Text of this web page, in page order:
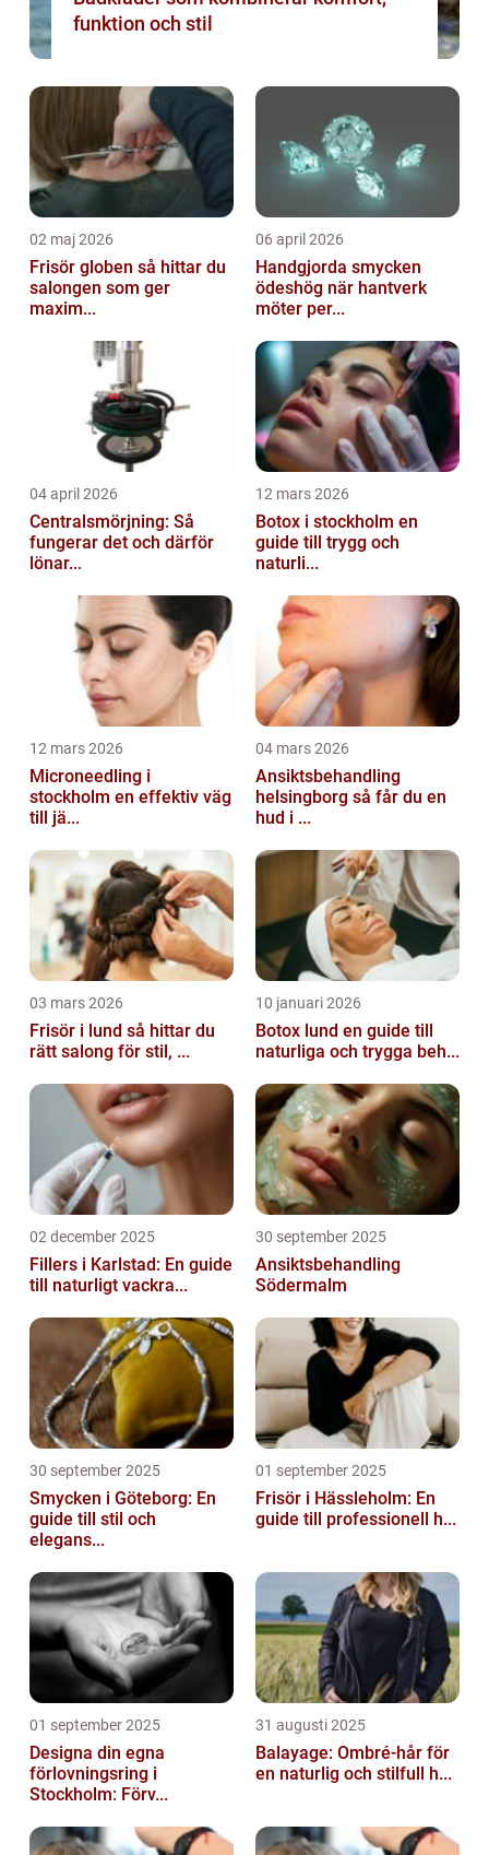
funktion och stil
02 maj 2026
Frisör globen så hittar du
salongen som ger
maxim...
06 april 2026
Handgjorda smycken
ödeshög när hantverk
möter per...
04 april 2026
Centralsmörjning: Så
fungerar det och därför
lönar...
12 mars 2026
Botox i stockholm en
guide till trygg och
naturli...
12 mars 2026
Microneedling i
stockholm en effektiv väg
till jä...
04 mars 2026
Ansiktsbehandling
helsingborg så får du en
hud i ...
03 mars 2026
Frisör i lund så hittar du
rätt salong för stil, ...
10 januari 2026
Botox lund en guide till
naturliga och trygga beh...
02 december 2025
Fillers i Karlstad: En guide
till naturligt vackra...
30 september 2025
Ansiktsbehandling
Södermalm
30 september 2025
Smycken i Göteborg: En
guide till stil och
elegans...
01 september 2025
Frisör i Hässleholm: En
guide till professionell h...
01 september 2025
Designa din egna
förlovningsring i
Stockholm: Förv...
31 augusti 2025
Balayage: Ombré-hår för
en naturlig och stilfull h...